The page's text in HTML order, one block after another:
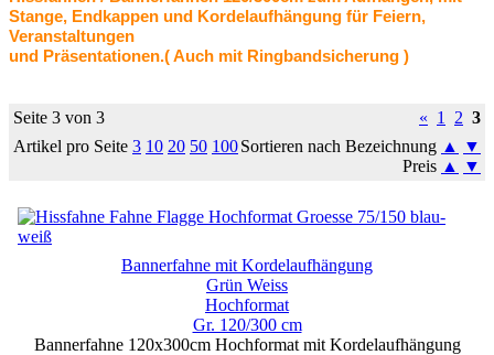
Stange, Endkappen und Kordelaufhängung für Feiern,
Veranstaltungen
und Präsentationen.( Auch mit Ringbandsicherung )
Seite 3 von 3 « 1 2 3
Artikel pro Seite 3 10 20 50 100Sortieren nach Bezeichnung ▲
▼
Preis ▲ ▼
Bannerfahne mit Kordelaufhängung
Grün Weiss
Hochformat
Gr. 120/300 cm
Bannerfahne 120x300cm Hochformat mit Kordelaufhängung